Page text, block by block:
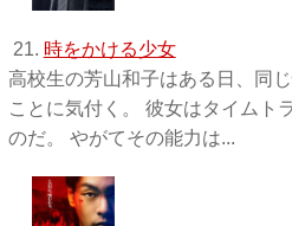
21. 時をかける少女
高校生の芳山和子はある日、同
ことに気付く。 彼女はタイムト
のだ。 やがてその能力は...